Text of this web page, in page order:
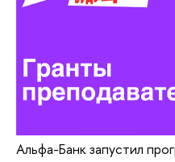
Альфа-Банк запустил